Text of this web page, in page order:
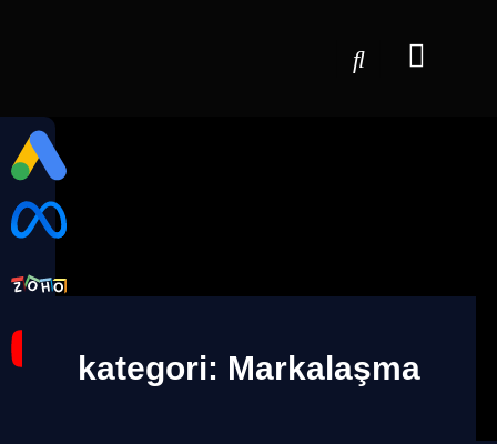
kategori: Markalaşma